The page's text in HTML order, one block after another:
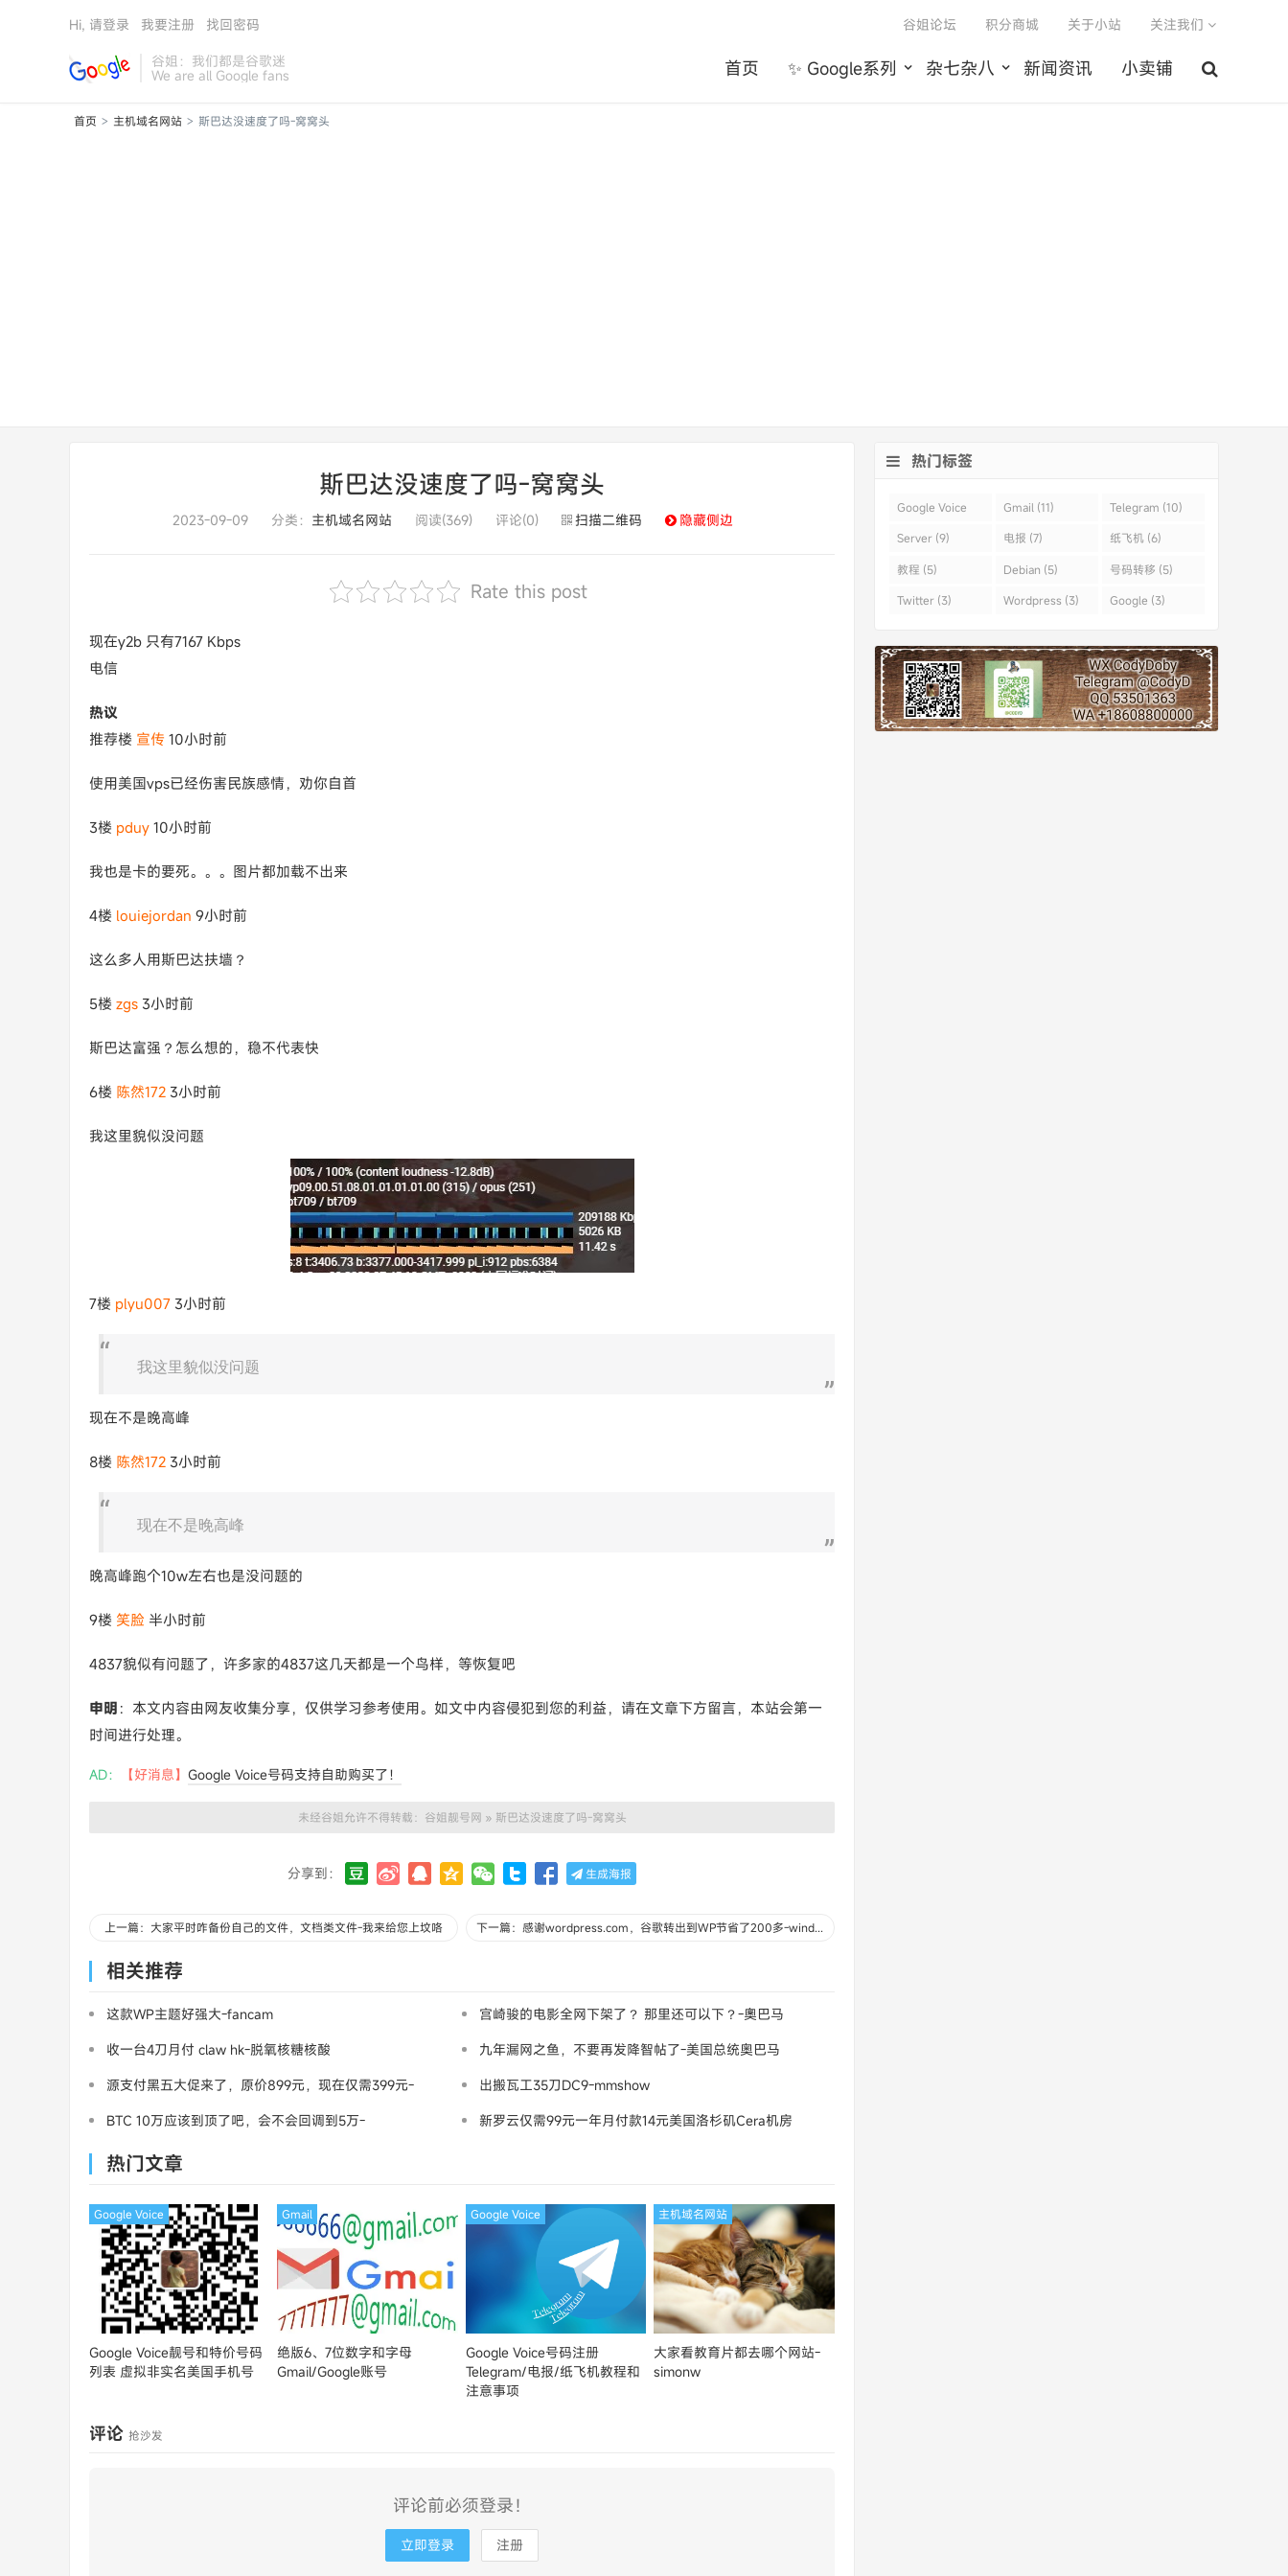
谷姐：我们都是谷歌迷
We are all Google fans 首页 ✨ Google系列 杂七杂八 新闻资讯 小卖铺
谷姐论坛 积分商城 关于小站 关注我们
Hi, 请登录 我要注册 找回密码
首页 > 主机域名网站 > 斯巴达没速度了吗-窝窝头
斯巴达没速度了吗-窝窝头
2023-09-09 分类： 主机域名网站 阅读(369) 评论(0) 扫描二维码 隐藏侧边
Rate this post
现在y2b 只有7167 Kbps
电信
热议
推荐楼 宣传 10小时前
使用美国vps已经伤害民族感情，劝你自首
3楼 pduy 10小时前
我也是卡的要死。。。图片都加载不出来
4楼 louiejordan 9小时前
这么多人用斯巴达扶墙？
5楼 zgs 3小时前
斯巴达富强？怎么想的，稳不代表快
6楼 陈然172 3小时前
我这里貌似没问题
7楼 plyu007 3小时前
我这里貌似没问题
现在不是晚高峰
8楼 陈然172 3小时前
现在不是晚高峰
晚高峰跑个10w左右也是没问题的
9楼 笑脸 半小时前
4837貌似有问题了，许多家的4837这几天都是一个鸟样，等恢复吧
申明 ：本文内容由网友收集分享，仅供学习参考使用。如文中内容侵犯到您的利益，请在文章下方留言，本站会第一
时间进行处理。
AD： 【好消息】 Google Voice号码支持自助购买了！
未经谷姐允许不得转载： 谷姐靓号网 » 斯巴达没速度了吗-窝窝头
分享到： 生成海报
上一篇：大家平时咋备份自己的文件，文档类文件-我来给您上坟咯 下一篇：感谢wordpress.com，谷歌转出到WP节省了200多-winday
相关推荐
这款WP主题好强大-fancam
宫崎骏的电影全网下架了？ 那里还可以下？-奧巴马
收一台4刀月付 claw hk-脱氧核糖核酸
九年漏网之鱼，不要再发降智帖了-美国总统奥巴马
源支付黑五大促来了，原价899元，现在仅需399元-
出搬瓦工35刀DC9-mmshow
BTC 10万应该到顶了吧，会不会回调到5万-
新罗云仅需99元一年月付款14元美国洛杉矶Cera机房
热门文章
Google Voice靓号和特价号码
列表 虚拟非实名美国手机号
Google Voice
绝版6、7位数字和字母
Gmail/Google账号
Gmail
Google Voice号码注册
Telegram/电报/纸飞机教程和
注意事项
Google Voice
大家看教育片都去哪个网站-
simonw
主机域名网站
评论 抢沙发
评论前必须登录！
立即登录 注册
热门标签
Google Voice
(43)
Gmail (11) Telegram (10)
Server (9) 电报 (7) 纸飞机 (6)
教程 (5) Debian (5) 号码转移 (5)
Twitter (3) Wordpress (3) Google (3)